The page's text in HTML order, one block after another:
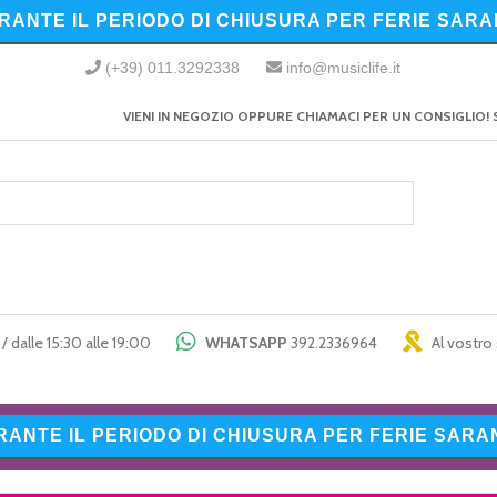
IL PERIODO DI CHIUSURA PER FERIE
(+39) 011.3292338 info@musiclife.it
VIENI IN NEGOZIO OPPURE CHIAMACI PER UN
dalle 15:30 alle 19:00 WHATSAPP 392.2336964 Al vostro
IL PERIODO DI CHIUSURA PER FERIE